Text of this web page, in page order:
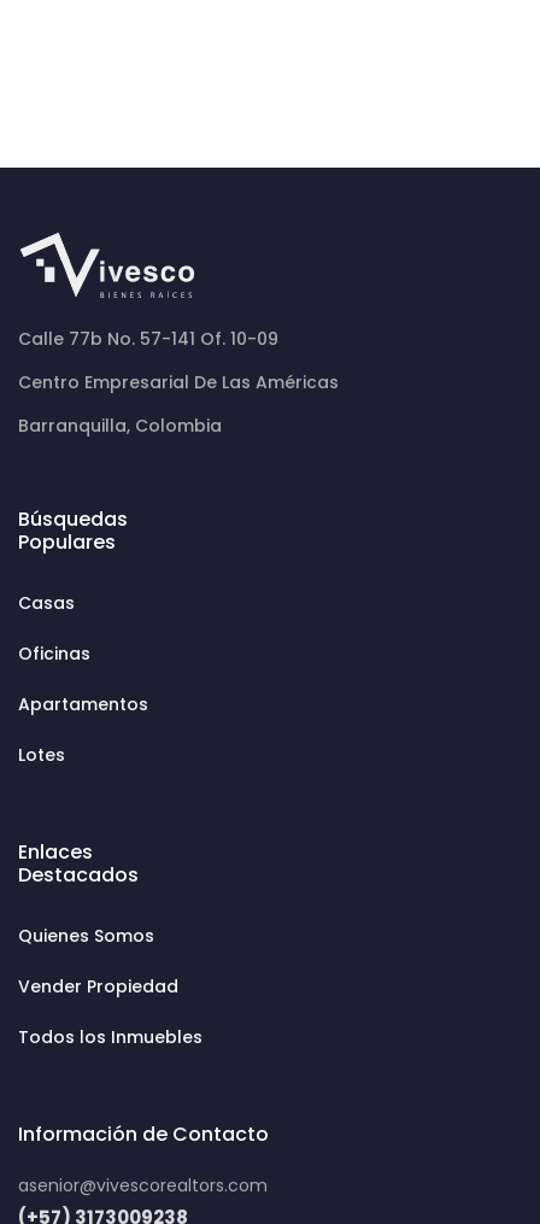
Calle 77b No. 57-141 Of. 10-09
Centro Empresarial De Las Américas
Barranquilla, Colombia
Búsquedas
Populares
Casas
Oficinas
Apartamentos
Lotes
Enlaces
Destacados
Quienes Somos
Vender Propiedad
Todos los Inmuebles
Información de Contacto
asenior@vivescorealtors.com
(+57) 3173009238